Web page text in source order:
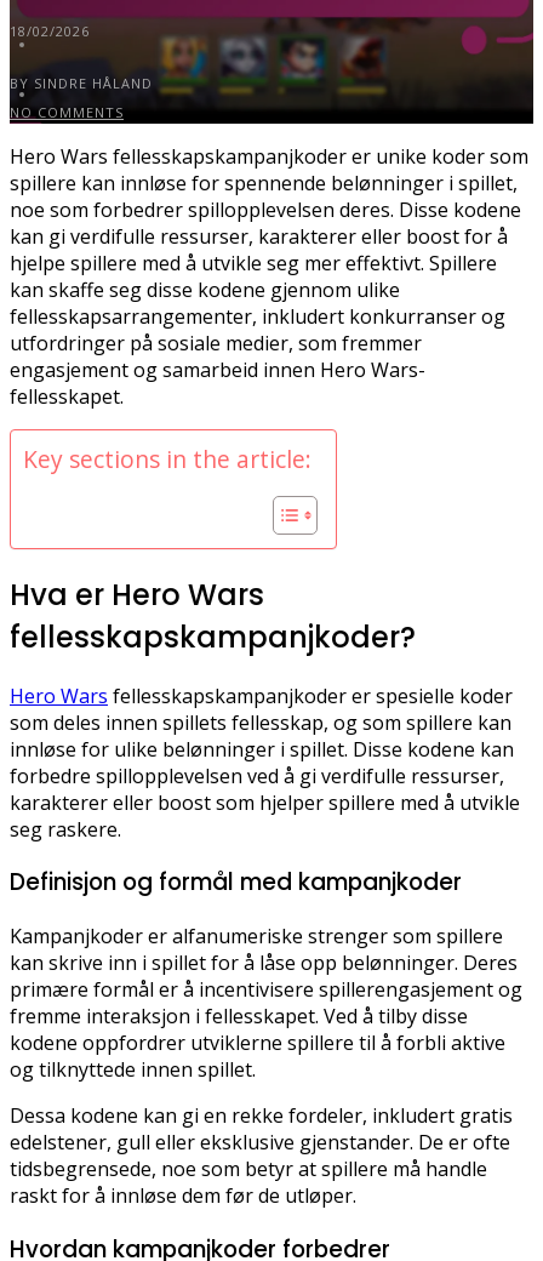
18/02/2026
BY SINDRE HÅLAND
NO COMMENTS
Hero Wars fellesskapskampanjkoder er unike koder som
spillere kan innløse for spennende belønninger i spillet,
noe som forbedrer spillopplevelsen deres. Disse kodene
kan gi verdifulle ressurser, karakterer eller boost for å
hjelpe spillere med å utvikle seg mer effektivt. Spillere
kan skaffe seg disse kodene gjennom ulike
fellesskapsarrangementer, inkludert konkurranser og
utfordringer på sosiale medier, som fremmer
engasjement og samarbeid innen Hero Wars-
fellesskapet.
Key sections in the article:
Hva er Hero Wars
fellesskapskampanjkoder?
Hero Wars fellesskapskampanjkoder er spesielle koder
som deles innen spillets fellesskap, og som spillere kan
innløse for ulike belønninger i spillet. Disse kodene kan
forbedre spillopplevelsen ved å gi verdifulle ressurser,
karakterer eller boost som hjelper spillere med å utvikle
seg raskere.
Definisjon og formål med kampanjkoder
Kampanjkoder er alfanumeriske strenger som spillere
kan skrive inn i spillet for å låse opp belønninger. Deres
primære formål er å incentivisere spillerengasjement og
fremme interaksjon i fellesskapet. Ved å tilby disse
kodene oppfordrer utviklerne spillere til å forbli aktive
og tilknyttede innen spillet.
Dessa kodene kan gi en rekke fordeler, inkludert gratis
edelstener, gull eller eksklusive gjenstander. De er ofte
tidsbegrensede, noe som betyr at spillere må handle
raskt for å innløse dem før de utløper.
Hvordan kampanjkoder forbedrer